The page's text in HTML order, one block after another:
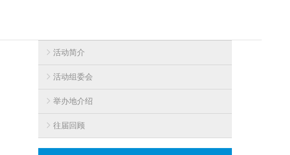
活动简介
活动组委会
举办地介绍
往届回顾